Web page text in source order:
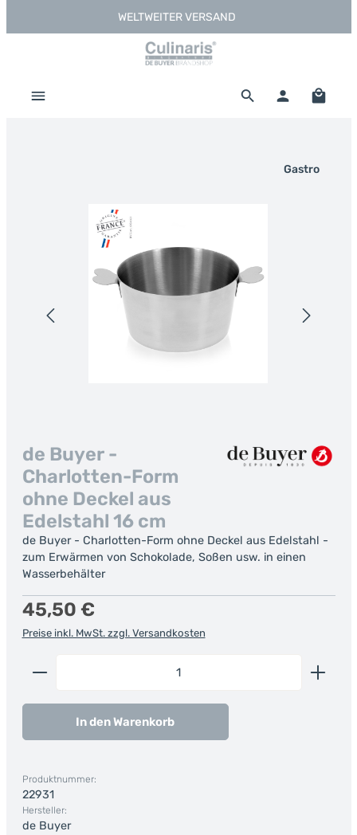
Zum Hauptinhalt springenWELTWEITER VERSAND
Gastro
Bildergalerie überspringen
de Buyer -
Charlotten-Form
ohne Deckel aus
Edelstahl 16 cm
de Buyer - Charlotten-Form ohne Deckel aus Edelstahl -
zum Erwärmen von Schokolade, Soßen usw. in einen
Wasserbehälter
Regulärer Preis:
45,50 €
Preise inkl. MwSt. zzgl. Versandkosten
Produkt Anzahl: Gib den gewünschten Wert ein
In den Warenkorb
Produktnummer:
22931
Hersteller:
de Buyer